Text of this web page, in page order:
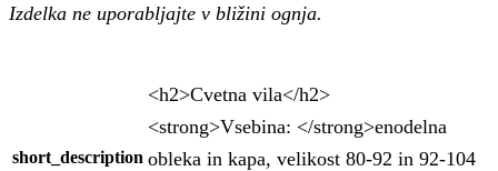
Izdelka ne uporabljajte v bližini ognja.
short_description
<h2>Cvetna vila</h2>
<strong>Vsebina: </strong>enodelna
obleka in kapa, velikost 80-92 in 92-104